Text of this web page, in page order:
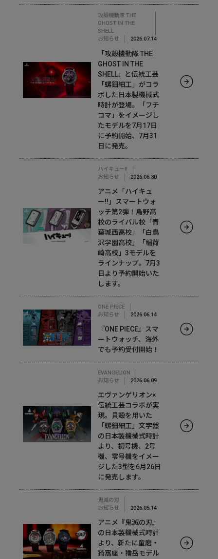
攻殻機動隊 THE
GHOST IN THE
SHELL
お知らせ
2026.07.14
「攻殻機動隊 THE
GHOST IN THE
SHELL」と伝統工芸
「螺鈿細工」がコラ
ボした日本製機械式
時計が登場。「フチ
コマ」をイメージし
たモデルを7月17日
に予約開始、7月31
日に発売。
ハイキュー!!
お知らせ
2026.06.30
アニメ「ハイキュ
ー!!」スマートウォ
ッチ第2弾！烏野高
校のライバル校「青
葉城西高校」「白鳥
沢学園高校」「稲荷
崎高校」3モデルを
ラインナップ。7月3
日より予約開始いた
します。
ONE PIECE
お知らせ
2026.06.14
『ONE PIECE』スマ
ートウォッチ、海外
でも予約受付開始！
EVANGELION
お知らせ
2026.06.09
エヴァンゲリオン×
伝統工芸コラボが実
現。貝殻を用いた
「螺鈿細工」文字盤
の日本製機械式時計
より、初号機、2号
機、零号機をイメー
ジした3型を6月26日
に発売します。
鬼滅の刃
お知らせ
2026.05.14
アニメ『鬼滅の刃』
の日本製機械式時計
より、新たに童磨・
猗窩座・獪岳モデル